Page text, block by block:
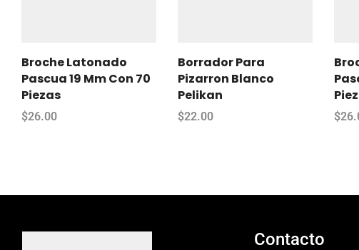
Broche Latonado
Pascua 19 Mm Con 70
Piezas
$26.00
Borrador Para
Pizarron Blanco
Pelikan
$22.00 $
Contacto